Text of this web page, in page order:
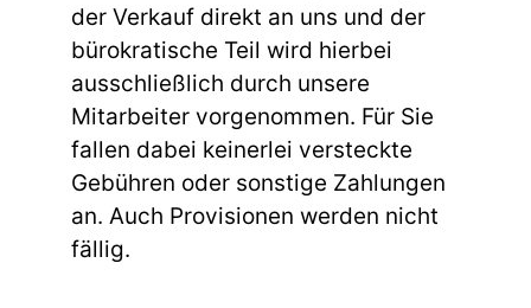
der Verkauf direkt an uns und der
bürokratische Teil wird hierbei
ausschließlich durch unsere
Mitarbeiter vorgenommen. Für Sie
fallen dabei keinerlei versteckte
Gebühren oder sonstige Zahlungen
an. Auch Provisionen werden nicht
fällig.